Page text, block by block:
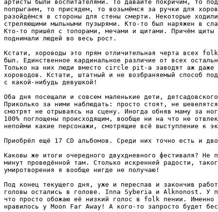
артисты были воспитателями. То давайте покричим, то
попрыгаем, то присядем, то возьмёмся за ручки для
разойдёмся в стороны для стены смерти. Некоторые
стреляющими мыльными пузырями. Кто-то был наряжен в
Кто-то пришёл с топорами, мечами и щитами. Причём щиты
поднимали людей во весь рост.
Кстати, хороводы это прям отличительная черта всех
был. Единственное кардинальное различие от всех
Только на них люди вместо circle pit-а заводят аж даже
хороводов. Кстати, штатный и не возбраняемый способ
с какой-нибудь девушкой!
Оба дня посещали и совсем маленькие дети,
Приколько за ними наблюдать: просто стоят, не
смотрят не отрываясь на сцену. Иногда обняв маму за
100% поглощены происходящим, вообще ни на что не
непойми какие персонажи, смотрящие всё выступление к
Приобрёл ещё 17 CD альбомов. Среди них точно есть и
Каковы же итоги очередного двухдневного фестиваля? Не
минут проведённой там. Столько искренней радости,
умиротворения я вообще нигде не получаю!
Под конец текущего дня, уже и переспав и закончив
головы остались в голове. Inna Syberia и Alknonost. У
что просто обожаю её низкий голос в folk пении. Именно
нравилось у Moon Far Away! А кого-то запросто будет